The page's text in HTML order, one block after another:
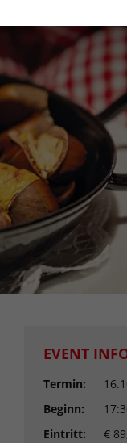
EVENT
Termin:
Beginn:
Eintritt:
€